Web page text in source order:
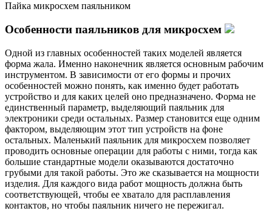
Пайка микросхем паяльником
Особенности паяльников для микросхем
Одной из главных особенностей таких моделей является
форма жала. Именно наконечник является основным рабочим
инструментом. В зависимости от его формы и прочих
особенностей можно понять, как именно будет работать
устройство и для каких целей оно предназначено. Форма не
единственный параметр, выделяющий паяльник для
электроники среди остальных. Размер становится еще одним
фактором, выделяющим этот тип устройств на фоне
остальных. Маленький паяльник для микросхем позволяет
проводить основные операции для работы с ними, тогда как
большие стандартные модели оказываются достаточно
грубыми для такой работы. Это же сказывается на мощности
изделия. Для каждого вида работ мощность должна быть
соответствующей, чтобы ее хватало для расплавления
контактов, но чтобы паяльник ничего не пережигал.